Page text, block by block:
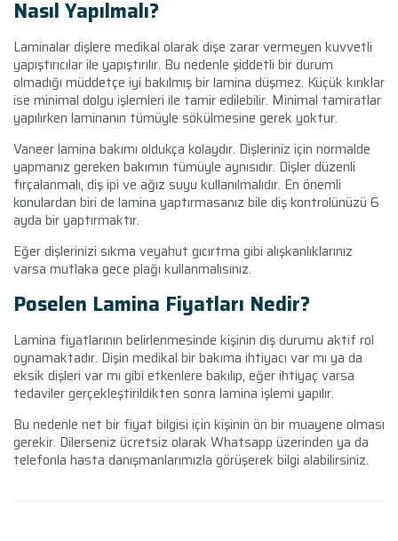
Nasıl Yapılmalı?
Laminalar dişlere medikal olarak dişe zarar vermeyen kuvvetli
yapıştırıcılar ile yapıştırılır. Bu nedenle şiddetli bir durum
olmadığı müddetçe iyi bakılmış bir lamina düşmez. Küçük kırıklar
ise minimal dolgu işlemleri ile tamir edilebilir. Minimal tamiratlar
yapılırken laminanın tümüyle sökülmesine gerek yoktur.
Vaneer lamina bakımı oldukça kolaydır. Dişleriniz için normalde
yapmanız gereken bakımın tümüyle aynısıdır. Dişler düzenli
fırçalanmalı, diş ipi ve ağız suyu kullanılmalıdır. En önemli
konulardan biri de lamina yaptırmasanız bile diş kontrolünüzü 6
ayda bir yaptırmaktır.
Eğer dişlerinizi sıkma veyahut gıcırtma gibi alışkanlıklarınız
varsa mutlaka gece plağı kullanmalısınız.
Poselen Lamina Fiyatları Nedir?
Lamina fiyatlarının belirlenmesinde kişinin diş durumu aktif rol
oynamaktadır. Dişin medikal bir bakıma ihtiyacı var mı ya da
eksik dişleri var mı gibi etkenlere bakılıp, eğer ihtiyaç varsa
tedaviler gerçekleştirildikten sonra lamina işlemi yapılır.
Bu nedenle net bir fiyat bilgisi için kişinin ön bir muayene olması
gerekir. Dilerseniz ücretsiz olarak Whatsapp üzerinden ya da
telefonla hasta danışmanlarımızla görüşerek bilgi alabilirsiniz.